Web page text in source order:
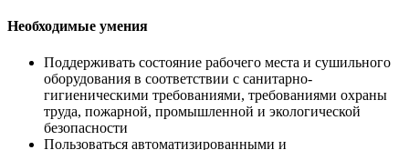
Необходимые умения
Поддерживать состояние рабочего места и сушильного
оборудования в соответствии с санитарно-
гигиеническими требованиями, требованиями охраны
труда, пожарной, промышленной и экологической
безопасности
Пользоваться автоматизированными и